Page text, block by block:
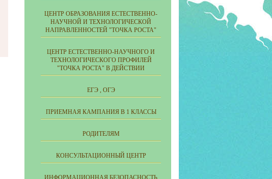
ЦЕНТР ОБРАЗОВАНИЯ ЕСТЕСТВЕННО-
НАУЧНОЙ И ТЕХНОЛОГИЧЕСКОЙ
НАПРАВЛЕННОСТЕЙ "ТОЧКА РОСТА"
ЦЕНТР ЕСТЕСТВЕННО-НАУЧНОГО И
ТЕХНОЛОГИЧЕСКОГО ПРОФИЛЕЙ
"ТОЧКА РОСТА" В ДЕЙСТВИИ
ЕГЭ , ОГЭ
ПРИЕМНАЯ КАМПАНИЯ В 1 КЛАССЫ
РОДИТЕЛЯМ
КОНСУЛЬТАЦИОННЫЙ ЦЕНТР
ИНФОРМАЦИОННАЯ БЕЗОПАСНОСТЬ